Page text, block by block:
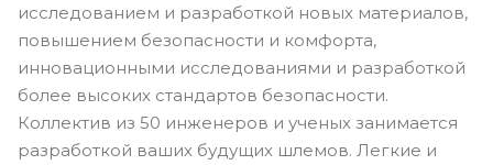
исследованием и разработкой новых материалов,
повышением безопасности и комфорта,
инновационными исследованиями и разработкой
более высоких стандартов безопасности.
Коллектив из 50 инженеров и ученых занимается
разработкой ваших будущих шлемов. Легкие и